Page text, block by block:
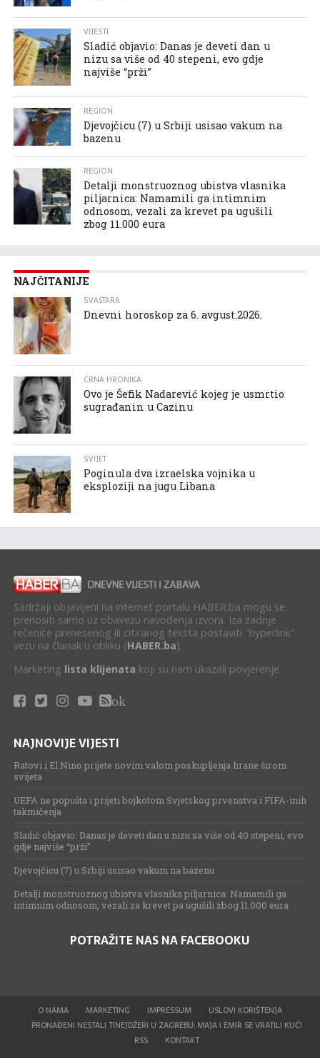
VIJESTI
Sladić objavio: Danas je deveti dan u
nizu sa više od 40 stepeni, evo gdje
najviše “prži”
REGION
Djevojčicu (7) u Srbiji usisao vakum na
bazenu
REGION
Detalji monstruoznog ubistva vlasnika
piljarnica: Namamili ga intimnim
odnosom, vezali za krevet pa ugušili
zbog 11.000 eura
NAJČITANIJE
SVAŠTARA
Dnevni horoskop za 6. avgust.2026.
CRNA HRONIKA
Ovo je Šefik Nadarević kojeg je usmrtio
sugrađanin u Cazinu
SVIJET
Poginula dva izraelska vojnika u
eksploziji na jugu Libana
Sadržaji objavljeni na internet portalu HABER.ba mogu se
prenositi samo uz obavezu navođenja izvora. Iza zadnje
rečenice prenesenog ili citiranog teksta postaviti "hyperlink"
vezu na članak u obliku (HABER.ba).
Marketing lista klijenata koji su nam ukazali povjerenje.
ok
NAJNOVIJE VIJESTI
Ratovi i El Nino prijete novim valom poskupljenja hrane širom
svijeta
UEFA ne popušta i prijeti bojkotom Svjetskog prvenstva i FIFA-inih
takmičenja
Sladić objavio: Danas je deveti dan u nizu sa više od 40 stepeni, evo
gdje najviše “prži”
Djevojčicu (7) u Srbiji usisao vakum na bazenu
Detalji monstruoznog ubistva vlasnika piljarnica: Namamili ga
intimnim odnosom, vezali za krevet pa ugušili zbog 11.000 eura
POTRAŽITE NAS NA FACEBOOKU
O NAMA MARKETING IMPRESSUM
USLOVI KORIŠTENJA
PRONAĐENI NESTALI TINEJDŽERI U ZAGREBU: MAJA I EMIR SE VRATILI KUĆI
RSS
KONTAKT